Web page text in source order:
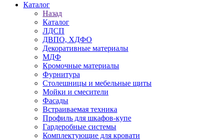
Каталог
Назад
Каталог
ЛДСП
ДВПО, ХДФО
Декоративные материалы
МДФ
Кромочные материалы
Фурнитура
Столешницы и мебельные щиты
Мойки и смесители
Фасады
Встраиваемая техника
Профиль для шкафов-купе
Гардеробные системы
Комплектующие для кровати